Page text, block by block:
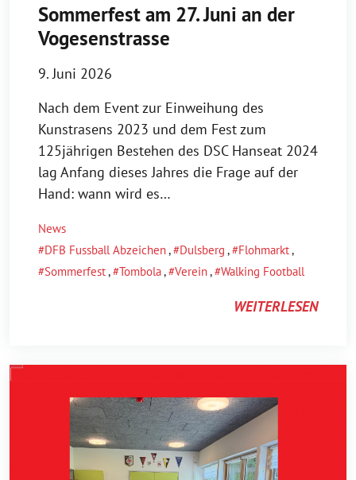
Sommerfest am 27. Juni an der
Vogesenstrasse
9. Juni 2026
Nach dem Event zur Einweihung des
Kunstrasens 2023 und dem Fest zum
125jährigen Bestehen des DSC Hanseat 2024
lag Anfang dieses Jahres die Frage auf der
Hand: wann wird es…
News
DFB Fussball Abzeichen, Dulsberg , Flohmarkt,
Sommerfest, Tombola, Verein, Walking Football
WEITERLESEN